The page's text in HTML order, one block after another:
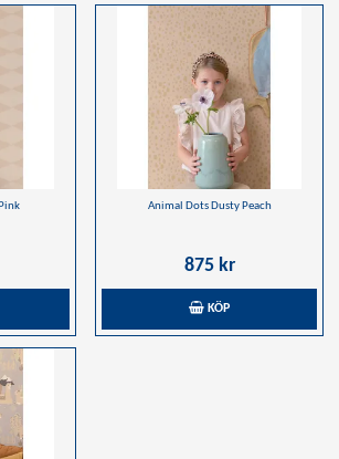
Animal Dots Dusty Peach
875 kr
KÖP